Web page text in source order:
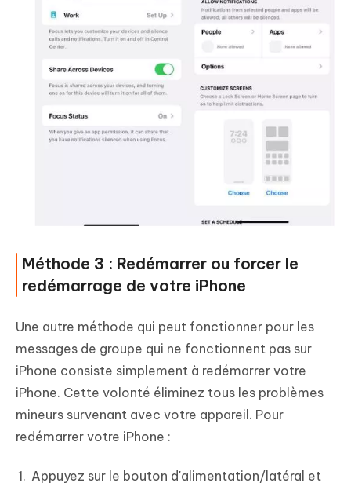
Méthode 3 : Redémarrer ou forcer le
redémarrage de votre iPhone
Une autre méthode qui peut fonctionner pour les
messages de groupe qui ne fonctionnent pas sur
iPhone consiste simplement à redémarrer votre
iPhone. Cette volonté éliminez tous les problèmes
mineurs survenant avec votre appareil. Pour
redémarrer votre iPhone :
Appuyez sur le bouton d'alimentation/latéral et